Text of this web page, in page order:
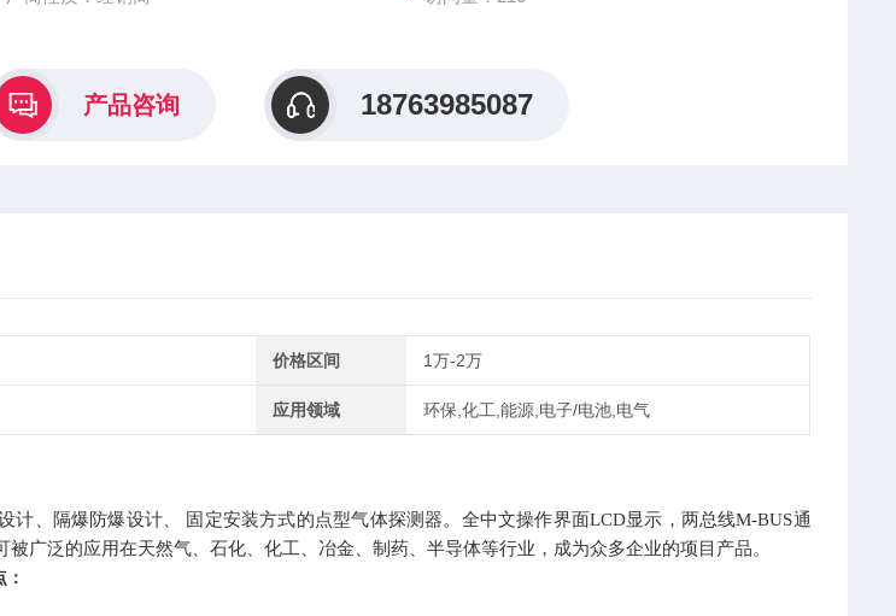
产品咨询 18763985087
价格区间 1万-2万
应用领域 环保,化工,能源,电子/电池,电气
计、隔爆防爆设计、 固定安装方式的点型气体探测器。全中文操作界面LCD显示，两总线M-BUS通
广泛的应用在天然气、石化、化工、冶金、制药、半导体等行业，成为众多企业的项目产品。
：